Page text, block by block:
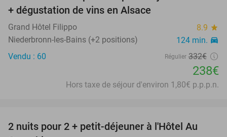
+ dégustation de vins en Alsace
Grand Hôtel Filippo 8.9 star
Niederbronn-les-Bains (+2 positions) 124 min. directions_car
Vendu : 60 Régulier 332€
238€
Hors taxe de séjour d'environ 1,80€ p.p.p.n.
30%
2 nuits pour 2 + petit-déjeuner à l'Hôtel Au